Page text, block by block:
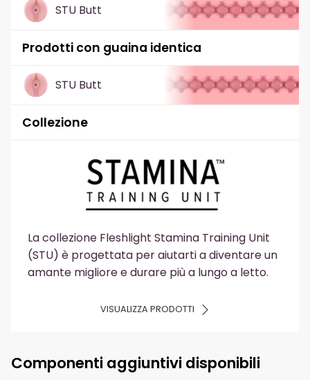
STU Butt
Prodotti con guaina identica
STU Butt
Collezione
La collezione Fleshlight Stamina Training Unit
(STU) è progettata per aiutarti a diventare un
amante migliore e durare più a lungo a letto.
VISUALIZZA PRODOTTI
Componenti aggiuntivi disponibili